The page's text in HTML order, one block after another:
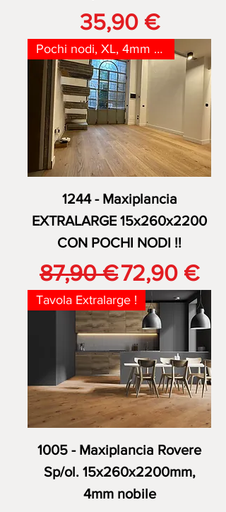
Prezzo
35,90 €
Pochi nodi, XL, 4mm nobile !!!
1244 - Maxiplancia
EXTRALARGE 15x260x2200
CON POCHI NODI !!
Prezzo regolare
87,90 €Prezzo
72,90 €
Tavola Extralarge !
1005 - Maxiplancia Rovere
Sp/ol. 15x260x2200mm,
4mm nobile